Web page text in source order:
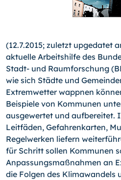
(12.7.2015; zuletzt upgedatet
aktuelle Arbeitshilfe des
Stadt- und Raumforschung
wie sich Städte und
Extremwetter wappnen
Beispiele von Kommu­nen
ausgewertet und aufbereitet.
Leitfäden, Gefahrenkarten,
Regelwerken liefern
für Schritt sollen Kommunen
Anpassungsmaßnahmen an
die Folgen des Klimawandels